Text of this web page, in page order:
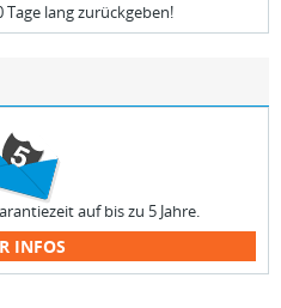
Tage lang zurückgeben!
auf bis zu 5 Jahre.
INFOS